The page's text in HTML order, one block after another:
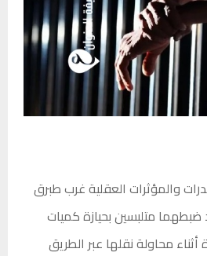
والمؤثرات العقلية غرب طبرق
متلبسين بحيازة كميات
محاولة نقلها عبر الطريق